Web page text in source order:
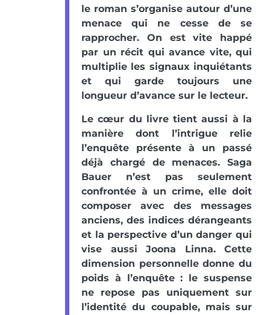
le roman s’organise autour d’une
menace qui ne cesse de se
rapprocher. On est vite happé
par un récit qui avance vite, qui
multiplie les signaux inquiétants
et qui garde toujours une
longueur d’avance sur le lecteur.
Le cœur du livre tient aussi à la
manière dont l’intrigue relie
l’enquête présente à un passé
déjà chargé de menaces. Saga
Bauer n’est pas seulement
confrontée à un crime, elle doit
composer avec des messages
anciens, des indices dérangeants
et la perspective d’un danger qui
vise aussi Joona Linna. Cette
dimension personnelle donne du
poids à l’enquête : le suspense
ne repose pas uniquement sur
l’identité du coupable, mais sur